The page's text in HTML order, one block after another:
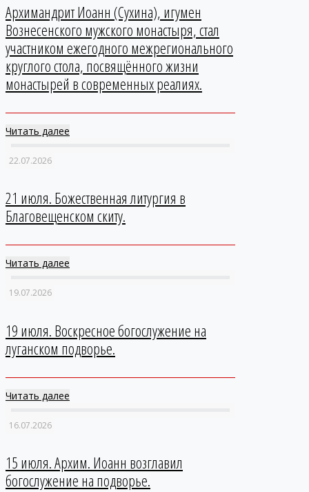
Архимандрит Иоанн (Сухина), игумен
Вознесенского мужского монастыря, стал
участником ежегодного межрегионального
круглого стола, посвящённого жизни
монастырей в современных реалиях.
Читать далее
22.07.2026
21 июля. Божественная литургия в
Благовещенском скиту.
Читать далее
19.07.2026
19 июля. Воскресное богослужение на
луганском подворье.
Читать далее
16.07.2026
15 июля. Архим. Иоанн возглавил
богослужение на подворье.